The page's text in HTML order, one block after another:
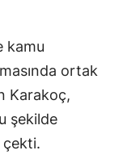
kamu
ortak
Karakoç,
şekilde
çekti.